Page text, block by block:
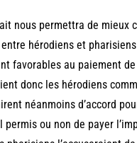
nous permettra de mieux
hérodiens et
favorables au paiement
donc les hérodiens
néanmoins d’accord
ou non de payer